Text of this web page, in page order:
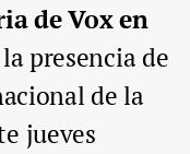
de Vox en
presencia de
de la
jueves